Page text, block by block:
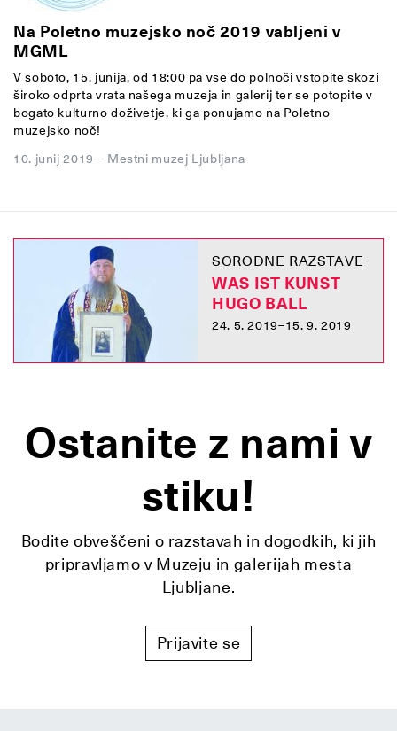
Na Poletno muzejsko noč 2019 vabljeni v
MGML
V soboto, 15. junija, od 18:00 pa vse do polnoči vstopite skozi
široko odprta vrata našega muzeja in galerij ter se potopite v
bogato kulturno doživetje, ki ga ponujamo na Poletno
muzejsko noč!
10. junij 2019 – Mestni muzej Ljubljana
SORODNE RAZSTAVE
WAS IST KUNST
HUGO BALL
24. 5. 2019–15. 9. 2019
Ostanite z nami v
stiku!
Bodite obveščeni o razstavah in dogodkih, ki jih
pripravljamo v Muzeju in galerijah mesta
Ljubljane.
Prijavite se